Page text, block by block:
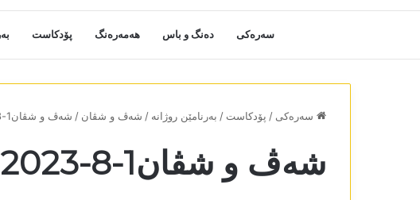
سەرەکی دەنگ و باس هەمەرەنگ پۆدکاست
سەرەکی / پۆدکاست / بەرنامێن روژانە / شەڤ و شڤان / شەڤ و شڤان1-8-2023
شەڤ و شڤان1-8-2023